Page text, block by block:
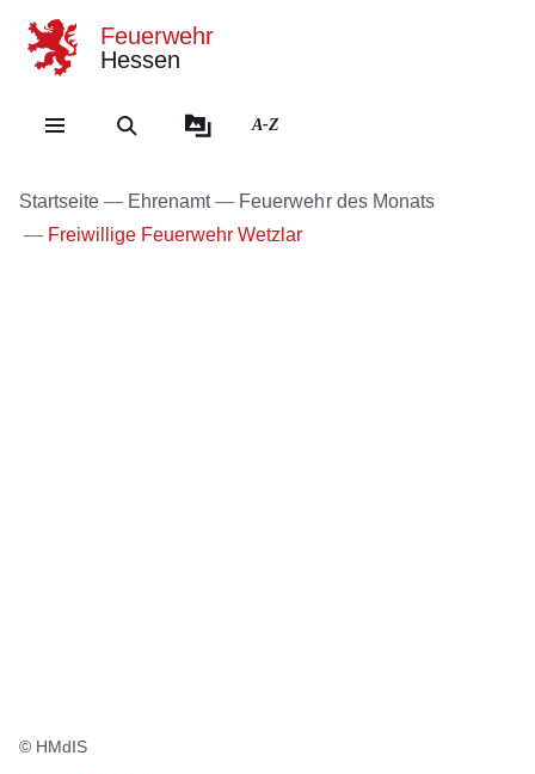
Feuerwehr
Hessen
A-Z
Startseite Ehrenamt
Feuerwehr des Monats
Freiwillige Feuerwehr Wetzlar
© HMdIS